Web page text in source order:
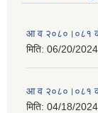
आ व २०८०।०८१ को
मिति: 06/20/
आ व २०८०।०८१ को
मिति: 04/18/